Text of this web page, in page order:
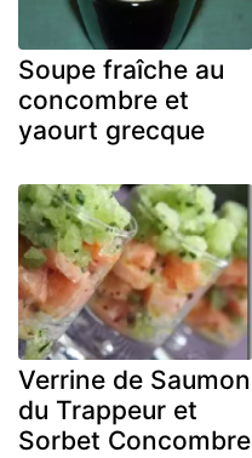
Soupe fraîche au
concombre et
yaourt grecque
Verrine de Saumon
du Trappeur et
Sorbet Concombre